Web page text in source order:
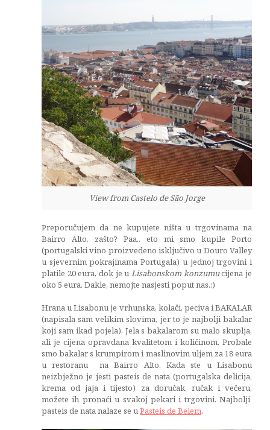
View from Castelo de São Jorge
Preporučujem da ne kupujete ništa u trgovinama na
Bairro Alto, zašto? Paa.. eto mi smo kupile Porto
(portugalski vino proizvedeno isključivo u Douro Valley
u sjevernim pokrajinama Portugala) u jednoj trgovini i
platile 20 eura, dok je u Lisabonskom konzumucijena je
oko 5 eura. Dakle, nemojte nasjesti poput nas.:)
Hrana u Lisabonu je vrhunska, kolači, peciva i BAKALAR
(napisala sam velikim slovima, jer to je najbolji bakalar
koji sam ikad pojela). Jela s bakalarom su malo skuplja,
ali je cijena opravdana kvalitetom i količinom. Probale
smo bakalar s krumpirom i maslinovim uljem za 18 eura
u restoranu na Bairro Alto. Kada ste u Lisabonu
neizbježno je jesti pasteis de nata (portugalska delicija,
krema od jaja i tijesto) za doručak, ručak i večeru,
možete ih pronaći u svakoj pekari i trgovini. Najbolji
pasteis de nata nalaze se uPasteis de Belem.